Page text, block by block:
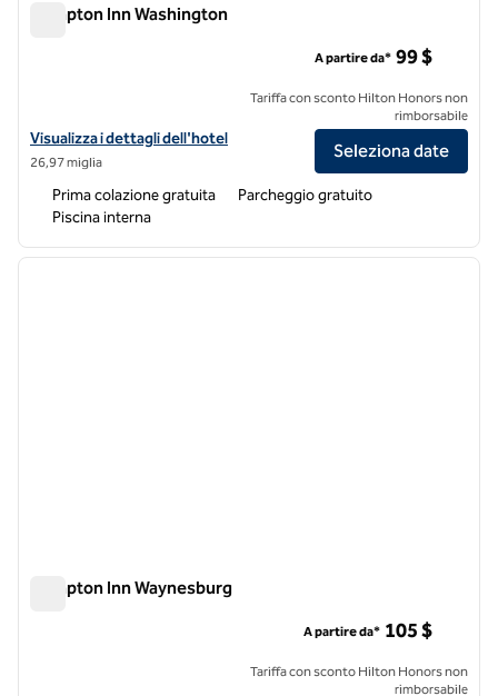
Hampton Inn Washington
Visualizza i dettagli dell'hotel Hampton Inn Washington
Visualizza i dettagli dell'hotel
26,97 miglia
A partire da* 99 $
Tariffa con sconto Hilton Honors non
rimborsabile
Seleziona date
Prima colazione gratuita
Parcheggio gratuito
Piscina interna
1 di 12
Hampton Inn Waynesburg
A partire da* 105 $
Tariffa con sconto Hilton Honors non
rimborsabile